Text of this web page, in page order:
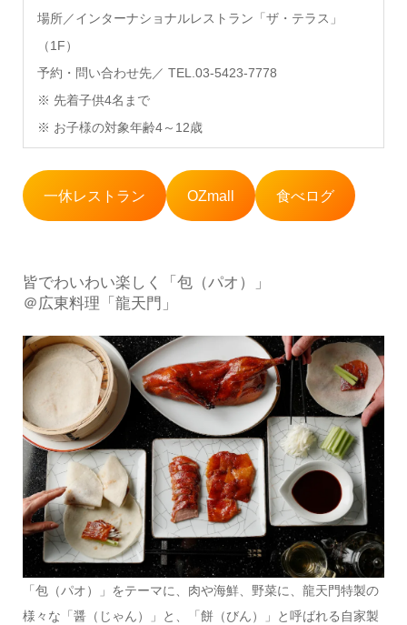
場所／インターナショナルレストラン「ザ・テラス」
（1F）
予約・問い合わせ先／ TEL.03-5423-7778
※ 先着子供4名まで
※ お子様の対象年齢4～12歳
一休レストラン OZmall 食べログ
皆でわいわい楽しく「包（パオ）」
＠広東料理「龍天門」
「包（パオ）」をテーマに、肉や海鮮、野菜に、龍天門特製の
様々な「醤（じゃん）」と、「餅（びん）」と呼ばれる自家製